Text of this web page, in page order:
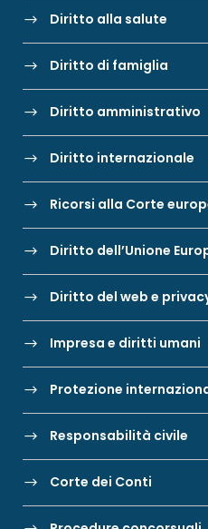
Diritto alla salute
Diritto di famiglia
Diritto amministrativo
Diritto internazionale
Ricorsi alla Corte
Diritto dell’Unione
Diritto del web e
Impresa e diritti umani
Protezione
Responsabilità civile
Corte dei Conti